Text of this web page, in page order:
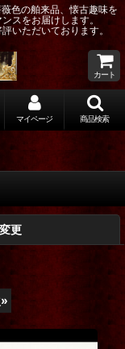
色の舶来品、懐古趣味を
スをお届けします。
いただいております。
カート
マイページ 商品検索
更
»